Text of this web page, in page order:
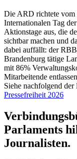
Die ARD richtete vom
Internationalen Tag
Aktionstage aus, die
sichtbar machen und
dabei auffällt: der
Brandenburg tätige
mit 86%
Mitarbeitende
Siehe nachfolgend
Pressefreiheit 2026
Parlaments
Journalisten.